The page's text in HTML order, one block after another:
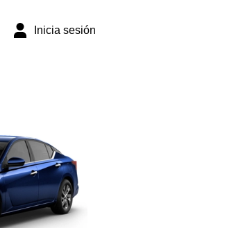
Inicia sesión